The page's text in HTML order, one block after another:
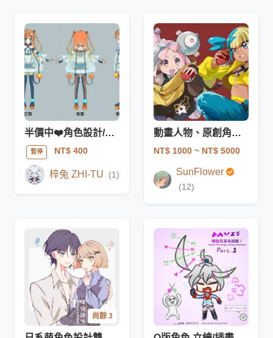
半價中❤️角色設計/服裝設計/立繪/三視圖
暫停 NT$ 400
梓兔 ZHI-TU (1)
動畫人物、原創角色委託等~~
NT$ 1000 ~ NT$ 5000
SunFlower
(12)
尚餘 3